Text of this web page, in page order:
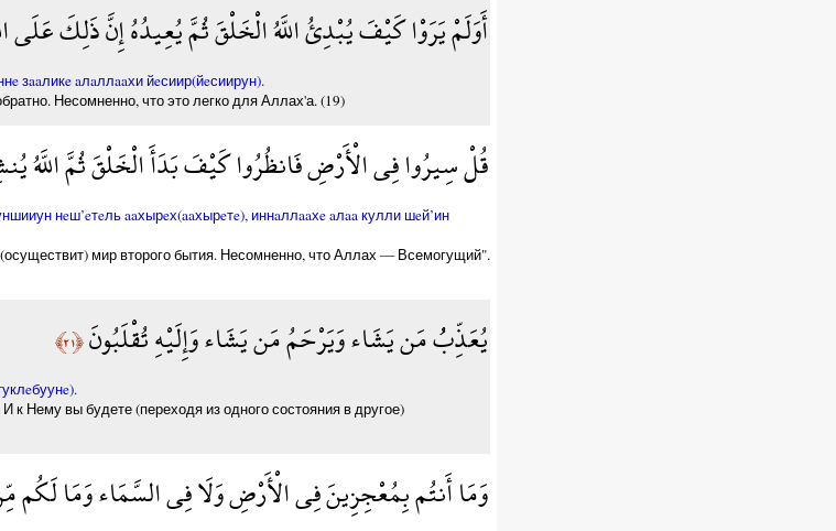
أَوَلَمْ يَرَوْا كَيْفَ يُبْدِئُ اللَّهُ الْخَلْقَ ثُمَّ يُعِيدُهُ إِنَّ ذَلِكَ عَلَى
зaaликe aлaллaaхи йeсиир(йeсиирун).
Несомненно, что это легко для Аллах'а. (19)
قُلْ سِيرُوا فِي الْأَرْضِ فَانظُرُوا كَيْفَ بَدَأَ الْخَلْقَ ثُمَّ اللَّهُ
нeш’eтeль aaхырeх(aaхырeтe), иннaллaaхe aлaa кулли шeй’ин
мир второго бытия. Несомненно, что Аллах — Всемогущий".
يُعَذِّبُُ مَن يَشَاء وَيَرْحَمُ مَن يَشَاء وَإِلَيْهِ تُقْلَبُونَ﴿٢١﴾
Нему вы будете (переходя из одного состояния в другое)
وَمَا أَنتُم بِمُعْجِزِينَ فِي الْأَرْضِ وَلَا فِي السَّمَاء وَمَا لَكُم